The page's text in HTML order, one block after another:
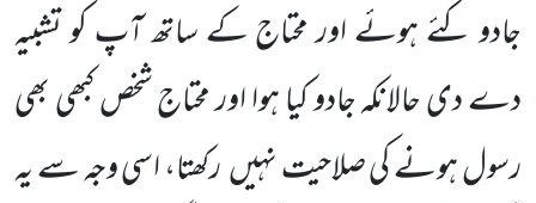
جادو کئے ہوئے اور محتاج کے ساتھ آپ کو تشبیہ
دے دی حالانکہ جادو کیا ہوا اور محتاج شخص کبھی بھی
رسول ہونے کی صلاحیت نہیں رکھتا، اسی وجہ سے یہ